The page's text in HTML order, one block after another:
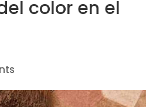
color en el